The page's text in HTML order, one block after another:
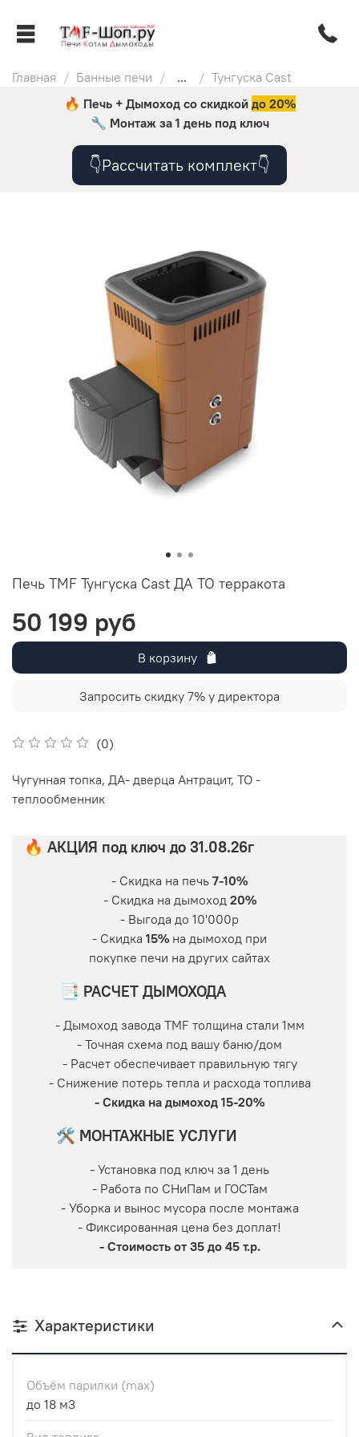
Главная Банные печи ...
Тунгуска Cast
🔥 Печь + Дымоход со скидкой до 20%
🔧 Монтаж за 1 день под ключ
👇Рассчитать комплект👇
Печь TMF Тунгуска Cast ДА ТО терракота
(0)
50 199 руб
В корзину
Запросить скидку 7% у директора
Чугунная топка, ДА- дверца Антрацит, ТО -
теплообменник
🔥 АКЦИЯ под ключ до 31.08.26г
- Скидка на печь 7-10%
- Скидка на дымоход 20%
- Выгода до 10'000р
- Скидка 15% на дымоход при
покупке печи на других сайтах
📑 РАСЧЕТ ДЫМОХОДА
- Дымоход завода TMF толщина стали 1мм
- Точная схема под вашу баню/дом
- Расчет обеспечивает правильную тягу
- Снижение потерь тепла и расхода топлива
- Скидка на дымоход 15-20%
🛠 МОНТАЖНЫЕ УСЛУГИ
- Установка под ключ за 1 день
- Работа по СНиПам и ГОСТам
- Уборка и вынос мусора после монтажа
- Фиксированная цена без доплат!
- Стоимость от 35 до 45 т.р.
Характеристики
Объём парилки (max)
до 18 м3